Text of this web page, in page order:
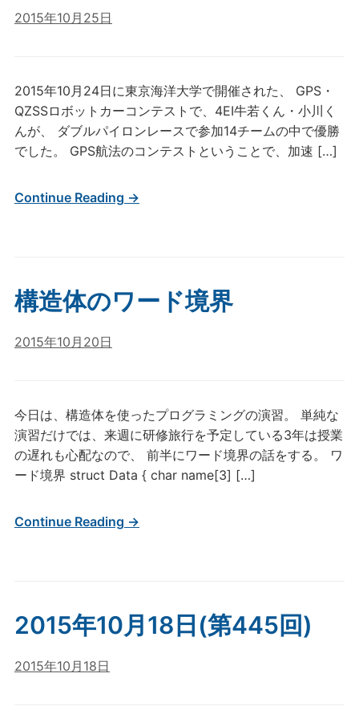
2015年10月25日
2015年10月24日に東京海洋大学で開催された、 GPS・
QZSSロボットカーコンテストで、4EI牛若くん・小川く
んが、 ダブルパイロンレースで参加14チームの中で優勝
でした。 GPS航法のコンテストということで、加速 […]
Continue Reading →
構造体のワード境界
2015年10月20日
今日は、構造体を使ったプログラミングの演習。 単純な
演習だけでは、来週に研修旅行を予定している3年は授業
の遅れも心配なので、 前半にワード境界の話をする。 ワ
ード境界 struct Data { char name[3] […]
Continue Reading →
2015年10月18日(第445回)
2015年10月18日